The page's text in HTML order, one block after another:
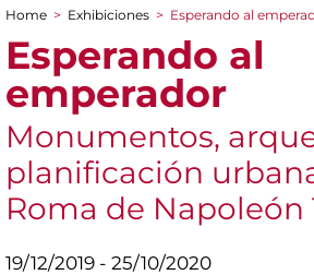
You are here
Home > Exhibiciones > Esperando al
Esperando al
emperador
Monumentos,
planificación
Roma de Napoleón
19/12/2019 - 25/10/2020